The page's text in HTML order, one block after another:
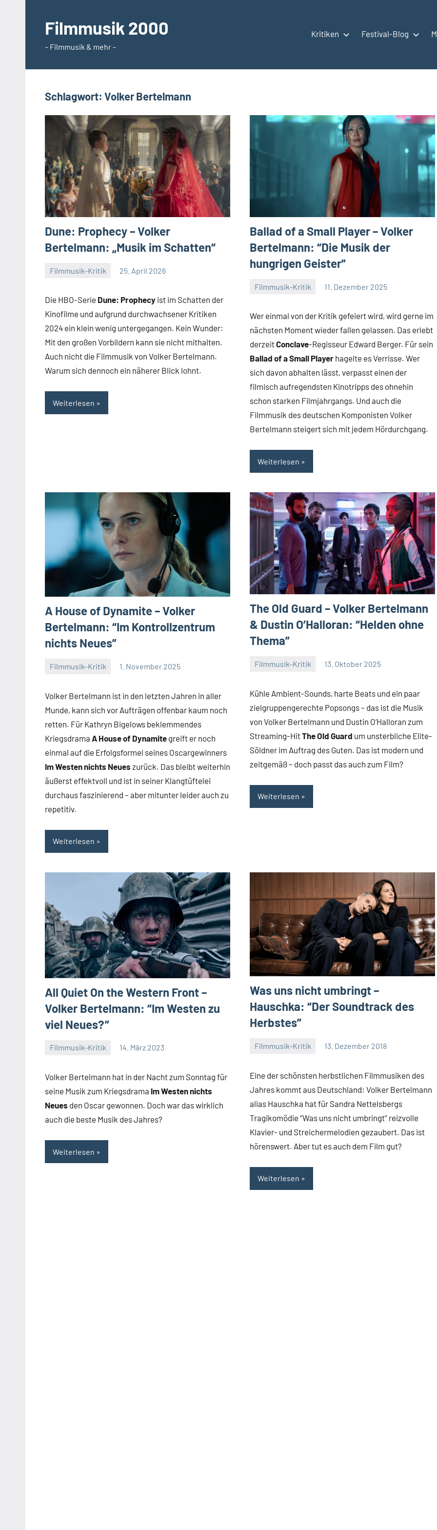
springenFilmmusik 2000
– Filmmusik & mehr –
Kritiken Festival-Blog
Schlagwort: Volker Bertelmann
Dune: Prophecy – Volker
Bertelmann: „Musik im Schatten“
Filmmusik-Kritik 25. April 2026
Die HBO-Serie Dune: Prophecy ist im Schatten der
Kinofilme und aufgrund durchwachsener Kritiken
2024 ein klein wenig untergegangen. Kein Wunder:
Mit den großen Vorbildern kann sie nicht mithalten.
Auch nicht die Filmmusik von Volker Bertelmann.
Warum sich dennoch ein näherer Blick lohnt.
Weiterlesen
Ballad of a Small Player – Volker
Bertelmann: “Die Musik der
hungrigen Geister”
Filmmusik-Kritik 11. Dezember 2025
Wer einmal von der Kritik gefeiert wird, wird gerne im
nächsten Moment wieder fallen gelassen. Das erlebt
derzeitConclave-Regisseur Edward Berger. Für sein
Ballad of a Small Player hagelte es Verrisse. Wer
sich davon abhalten lässt, verpasst einen der
filmisch aufregendsten Kinotripps des ohnehin
schon starken Filmjahrgangs. Und auch die
Filmmusik des deutschen Komponisten Volker
Bertelmann steigert sich mit jedem Hördurchgang.
Weiterlesen
A House of Dynamite – Volker
Bertelmann: “Im Kontrollzentrum
nichts Neues”
Filmmusik-Kritik 1. November 2025
Volker Bertelmann ist in den letzten Jahren in aller
Munde, kann sich vor Aufträgen offenbar kaum noch
retten. Für Kathryn Bigelows beklemmendes
Kriegsdrama A House of Dynamite greift er noch
einmal auf die Erfolgsformel seines Oscargewinners
Im Westen nichts Neues zurück. Das bleibt weiterhin
äußerst effektvoll und ist in seiner Klangtüftelei
durchaus faszinierend – aber mitunter leider auch zu
repetitiv.
Weiterlesen
The Old Guard – Volker Bertelmann
& Dustin O’Halloran: “Helden ohne
Thema”
Filmmusik-Kritik 13. Oktober 2025
Kühle Ambient-Sounds, harte Beats und ein paar
zielgruppengerechte Popsongs – das ist die Musik
von Volker Bertelmann und Dustin O’Halloran zum
Streaming-HitThe Old Guard um unsterbliche Elite-
Söldner im Auftrag des Guten. Das ist modern und
zeitgemäß – doch passt das auch zum Film?
Weiterlesen
All Quiet On the Western Front –
Volker Bertelmann: “Im Westen zu
viel Neues?”
Filmmusik-Kritik 14. März 2023
Volker Bertelmann hat in der Nacht zum Sonntag für
seine Musik zum Kriegsdrama Im Westen nichts
Neues den Oscar gewonnen. Doch war das wirklich
auch die beste Musik des Jahres?
Weiterlesen
Was uns nicht umbringt –
Hauschka: “Der Soundtrack des
Herbstes”
Filmmusik-Kritik 13. Dezember 2018
Eine der schönsten herbstlichen Filmmusiken des
Jahres kommt aus Deutschland: Volker Bertelmann
alias Hauschka hat für Sandra Nettelsbergs
Tragikomödie “Was uns nicht umbringt” reizvolle
Klavier- und Streichermelodien gezaubert. Das ist
hörenswert. Aber tut es auch dem Film gut?
Weiterlesen